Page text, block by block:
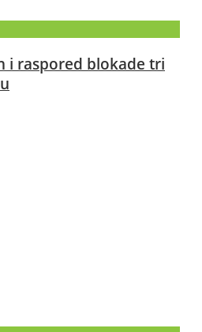
i raspored blokade tri